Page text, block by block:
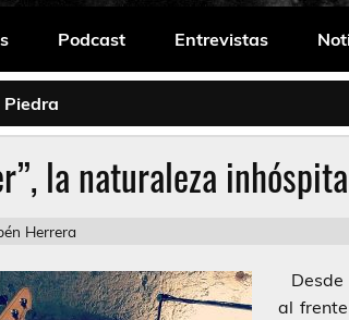
235
Podcast Entrevistas
la naturaleza
Herrera
Desde
al